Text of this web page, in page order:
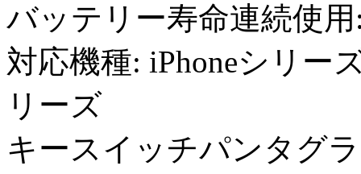
バッテリー寿命連続使
対応機種: iPhoneシリー
リーズ
キースイッチパンタグ